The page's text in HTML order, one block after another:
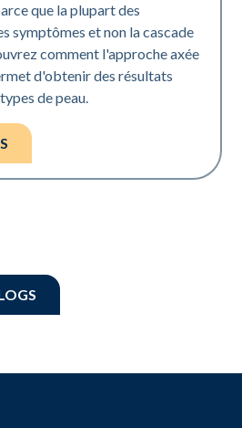
que la plupart des
symptômes et non la cascade
comment l'approche axée
d'obtenir des résultats
de peau.